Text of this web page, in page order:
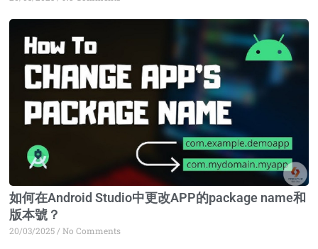
如何在Android Studio中更改APP的package name和
版本號？
20/03/2025 No Comments